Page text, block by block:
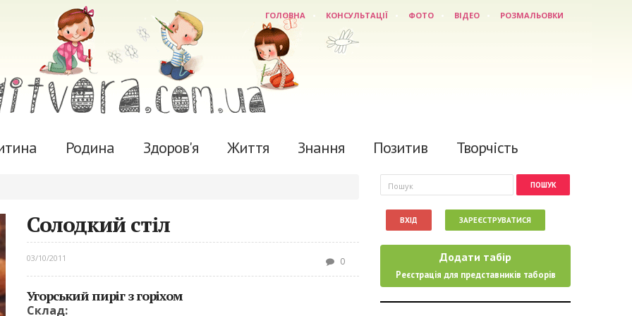
ГОЛОВНА КОНСУЛЬТАЦІЇ ФОТО ВІДЕО РОЗМАЛЬОВКИ
Родина Здоров'я Життя Знання Позитив Творчість
Солодкий стіл
03/10/2011 0
Угорський пиріг з горіхом
Склад:
Пошукова форма
Пошук
ВХІД ЗАРЕЄСТРУВАТИСЯ
Додати табір
Реєстрація для представників таборів